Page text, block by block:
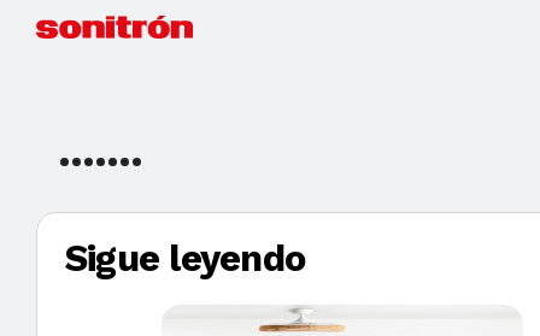
Sigue leyendo